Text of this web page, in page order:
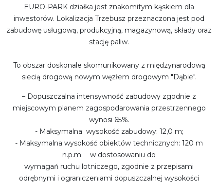
EURO-PARK działka jest znakomitym kąskiem dla
inwestorów. Lokalizacja Trzebusz przeznaczona jest pod
zabudowę usługową, produkcyjną, magazynową, składy oraz
stację paliw.
To obszar doskonale skomunikowany z międzynarodową
siecią drogową nowym węzłem drogowym "Dąbie".
– Dopuszczalna intensywność zabudowy zgodnie z
miejscowym planem zagospodarowania przestrzennego
wynosi 65%.
- Maksymalna wysokość zabudowy: 12,0 m;
- Maksymalna wysokość obiektów technicznych: 120 m
n.p.m. – w dostosowaniu do
wymagań ruchu lotniczego, zgodnie z przepisami
odrębnymi i ograniczeniami dopuszczalnej wysokości